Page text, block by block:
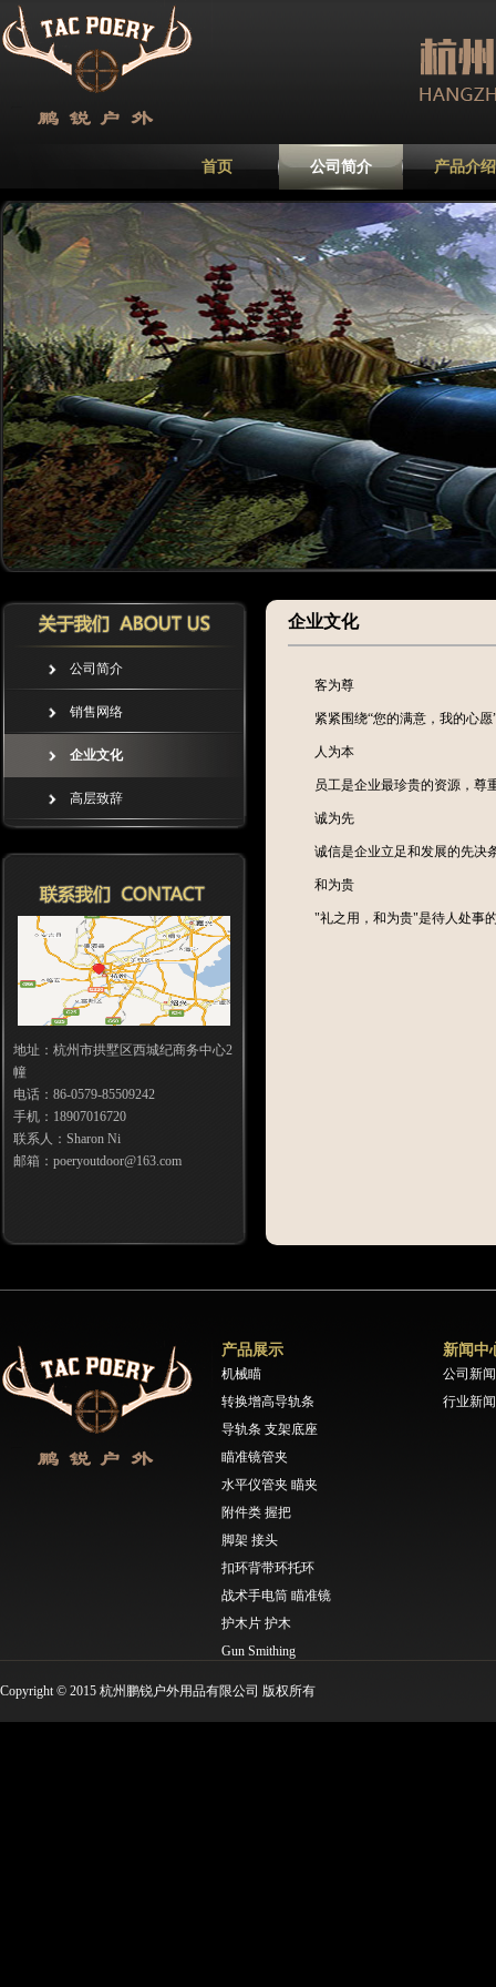
首页 公司简介 产品介绍
公司简介
销售网络
企业文化
高层致辞
地址：杭州市拱墅区西城纪商务中心2
幢
电话：86-0579-85509242
手机：18907016720
联系人：Sharon Ni
邮箱：poeryoutdoor@163.com
企业文化
客为尊
紧紧围绕“您的满意，我的心
人为本
员工是企业最珍贵的资源，尊
诚为先
诚信是企业立足和发展的先决
和为贵
"礼之用，和为贵"是待人处事
产品展示
机械瞄
转换增高导轨条
导轨条 支架底座
瞄准镜管夹
水平仪管夹 瞄夹
附件类 握把
脚架 接头
扣环背带环托环
战术手电筒 瞄准镜
护木片 护木
Gun Smithing
新闻中
公司新闻
行业新闻
Copyright © 2015 杭州鹏锐户外用品有限公司 版权所有